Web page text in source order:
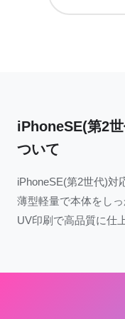
iPhoneSE(第2
ついて
iPhoneSE(第2世代)対
薄型軽量で本体をし
UV印刷で高品質に仕